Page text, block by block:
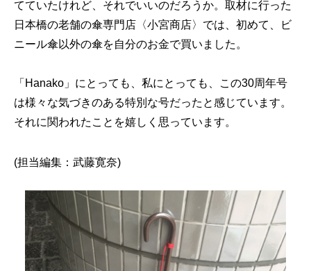
てていたけれど、それでいいのだろうか。取材に行った
日本橋の老舗の傘専門店〈小宮商店〉では、初めて、ビ
ニール傘以外の傘を自分のお金で買いました。
「Hanako」にとっても、私にとっても、この30周年号
は様々な気づきのある特別な号だったと感じています。
それに関われたことを嬉しく思っています。
(担当編集：武藤寛奈)